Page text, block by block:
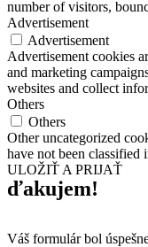
number of visitors,
Advertisement
Advertisement
Advertisement cookies
and marketing
websites and collect
Others
Others
Other uncategorized
have not been classified
ULOŽIŤ A PRIJAŤ
ďakujem!
Váš formulár bol